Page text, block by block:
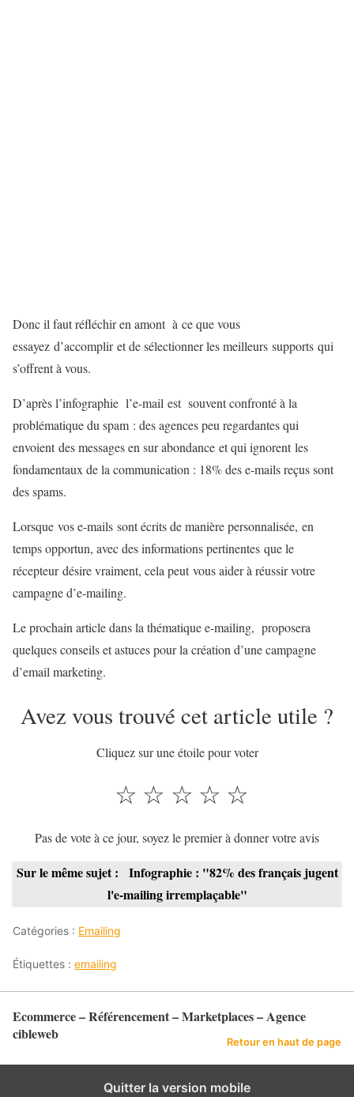
Donc il faut réfléchir en amont à ce que vous
essayez d’accomplir et de sélectionner les meilleurs supports qui
s’offrent à vous.
D’après l’infographie l’e-mail est souvent confronté à la
problématique du spam : des agences peu regardantes qui
envoient des messages en sur abondance et qui ignorent les
fondamentaux de la communication : 18% des e-mails reçus sont
des spams.
Lorsque vos e-mails sont écrits de manière personnalisée, en
temps opportun, avec des informations pertinentes que le
récepteur désire vraiment, cela peut vous aider à réussir votre
campagne d’e-mailing.
Le prochain article dans la thématique e-mailing, proposera
quelques conseils et astuces pour la création d’une campagne
d’email marketing.
Avez vous trouvé cet article utile ?
Cliquez sur une étoile pour voter
☆
☆
☆
☆
☆
Pas de vote à ce jour, soyez le premier à donner votre avis
Sur le même sujet :
Infographie : "82% des français jugent
l'e-mailing irremplaçable"
Catégories : Emailing
Étiquettes : emailing
Ecommerce – Référencement – Marketplaces – Agence
cibleweb
Retour en haut de page
Quitter la version mobile